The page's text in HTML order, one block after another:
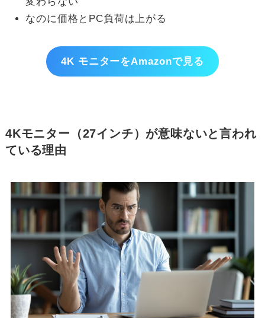
なのに価格とPC負荷は上がる
4K モニターをAmazonで見る
4Kモニター（27インチ）が意味ないと言われ
ている理由